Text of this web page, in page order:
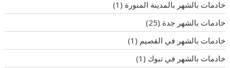
خادمات بالشهر بالمدينة المنورة (1)
خادمات بالشهر جدة (25)
خادمات بالشهر في القصيم (1)
خادمات بالشهر في تبوك (1)